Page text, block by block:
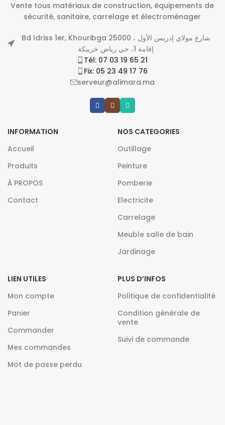
Vente tous matériaux de construction, équipements de
sécurité, sanitaire, carrelage et électroménager
Bd Idriss 1er, Khouribga 25000 شارع مولاي إدريس الأول ،
إقامة 1، حي رياض خريبكة
Tél: 07 03 19 65 21
Fix: 05 23 49 17 76
serveur@alimara.ma
INFORMATION
Accueil
Produits
À PROPOS
Contact
NOS CATEGORIES
Outillage
Peinture
Pomberie
Electricite
Carrelage
Meuble salle de bain
Jardinage
LIEN UTILES
Mon compte
Panier
Commander
Mes commandes
Mot de passe perdu
PLUS D’INFOS
Politique de confidentialité
Condition générale de
vente
Suivi de commande